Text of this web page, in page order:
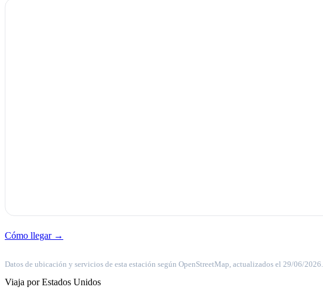
Cómo llegar →
Datos de ubicación y servicios de esta estación según OpenStreetMap, actualizados el 29/06/2026.
Viaja por Estados Unidos